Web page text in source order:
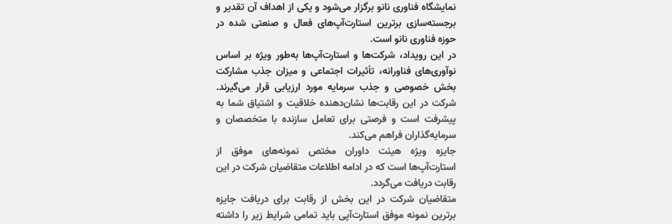
نمایشگاه فناوری نانوبرگزار می‌شود و یکی از اهداف آن تقدیر و
برجسته‌سازی برترین استارت‌آپ‌های فعال و صنعتی شده در
حوزه فناوری نانو است.
در این رویداد، شرکت‌ها و استارت‌آپ‌ها به‌طور ویژه بر اساس
نوآوری‌های فناورانه، تأثیرات اجتماعی ومیزان جذب مشارکت
بخش خصوصی و جذب سرمایه مورد ارزیابی قرار می‌گیرند.
شرکت در این رقابت‌ها نشان‌دهنده خلاقیت و اشتیاق شما به
پیشرفت است و فرصتی برای تعامل سازنده با متخصصان و
سرمایه‌گذاران فراهم می‌کند.
جایزه ویژه هیئت داوران مختص نمونه‌های موفق از
استارت‌آپ‌ها است که در ادامه اطلاعات متقاضیان شرکت در این
رقابت دریافت می‌گردد.
متقاضیان شرکت در این بخش از رقابت برای دریافت جایزه
برترین نمونه موفق استارت‌آپی باید تمامی شرایط زیر را داشته